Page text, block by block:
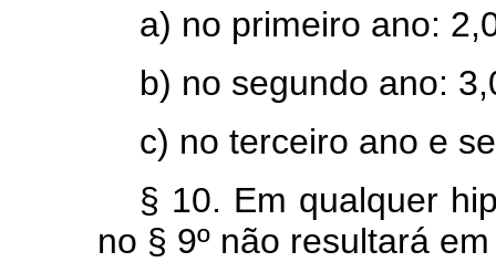
a) no primeiro ano:
b) no segundo ano:
c) no terceiro ano e
§ 10. Em qualquer
no § 9º não resultará